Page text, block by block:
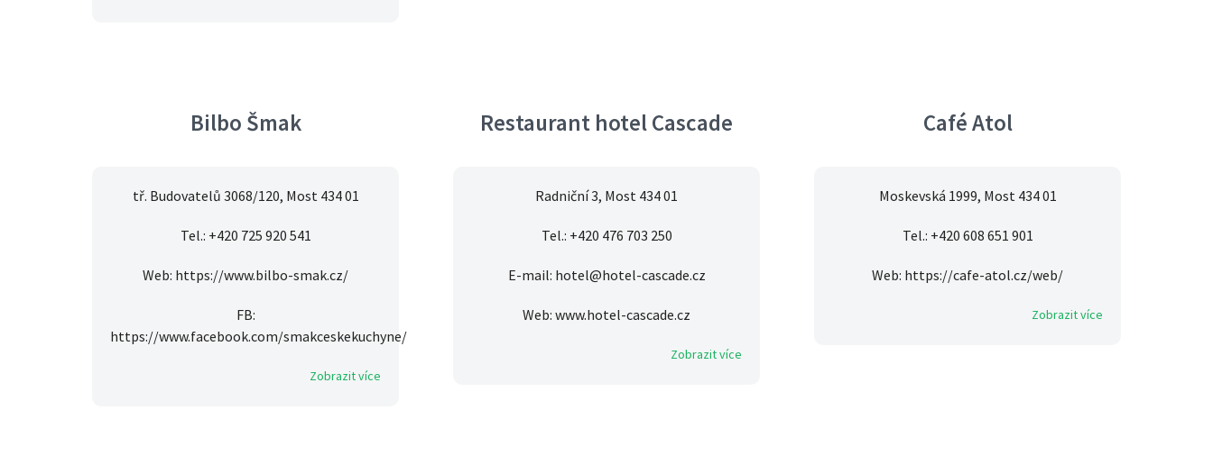
Bilbo Šmak
tř. Budovatelů 3068/120, Most 434 01
Tel.: +420 725 920 541
Web: https://www.bilbo-smak.cz/
FB:
https://www.facebook.com/smakceskekuchyne/
Zobrazit více
Restaurant hotel Cascade
Radniční 3, Most 434 01
Tel.: +420 476 703 250
E-mail: hotel@hotel-cascade.cz
Web: www.hotel-cascade.cz
Zobrazit více
Café Atol
Moskevská 1999, Most 434 01
Tel.: +420 608 651 901
Web: https://cafe-atol.cz/web/
Zobrazit více